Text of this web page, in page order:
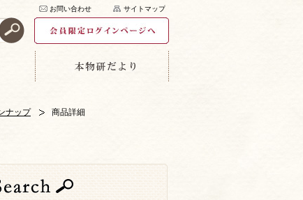
お問い合わせ サイトマップ
ナップ 商品詳細